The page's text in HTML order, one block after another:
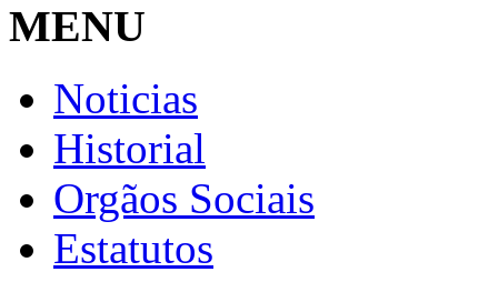
MENU
Noticias
Historial
Orgãos Sociais
Estatutos